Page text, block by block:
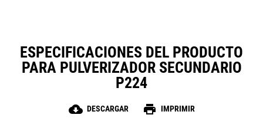
ESPECIFICACIONES DEL PRODUCTO
PARA PULVERIZADOR SECUNDARIO
P224
cloud_download DESCARGAR print IMPRIMIR